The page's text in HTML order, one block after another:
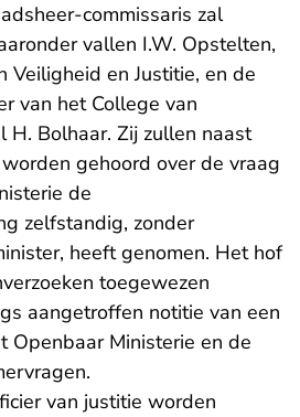
commissaris zal
vallen I.W. Opstelten,
Veiligheid en Justitie, en de
van het College van
H. Bolhaar. Zij zullen naast
gehoord over de vraag
de
zelfstandig, zonder
heeft genomen. Het hof
toegewezen
aangetroffen notitie van een
Openbaar Ministerie en de
van justitie worden